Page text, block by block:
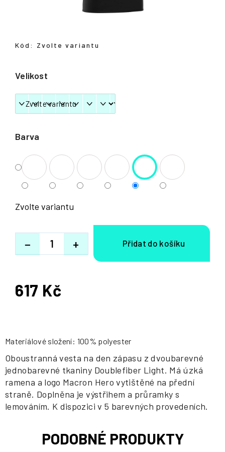
Barva
Velikost
Zvolte variantu
+
−
Kód: Zvolte variantu
617 Kč
Měrná
Materiálové složení: 100% polyester
Oboustranná vesta na den zápasu z dvoubarevné
jednobarevné tkaniny Doublefiber Light. Má úzká
ramena a logo Macron Hero vytištěné na přední
straně. Doplněna je výstřihem a průramky s
lemováním. K dispozici v 5 barevných provedeních.